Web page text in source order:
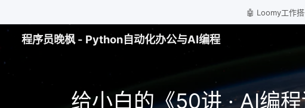
🤖 Loomy工作
程序员晚枫 - Python自动化办公与AI编程
给小白的《50讲 · AI编